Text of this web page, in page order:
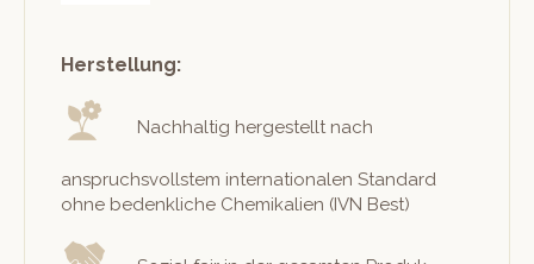
Herstellung:
Nach­haltig hergestellt nach
anspruchsvoll­stem inter­na­tionalen Stan­dard
ohne beden­kliche Chemikalien (IVN Best)